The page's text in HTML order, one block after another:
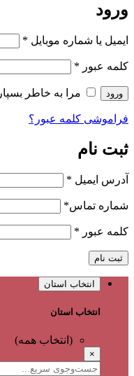
ورود
ایمیل یا شماره موبایل *
کلمه عبور *
ورود مرا به خاطر بسپار
فراموشی کلمه عبور؟
ثبت نام
آدرس ایمیل *
شماره تماس*
کلمه عبور *
ثبت نام
انتخاب استان
انتخاب استان
(انتخاب همه)
×